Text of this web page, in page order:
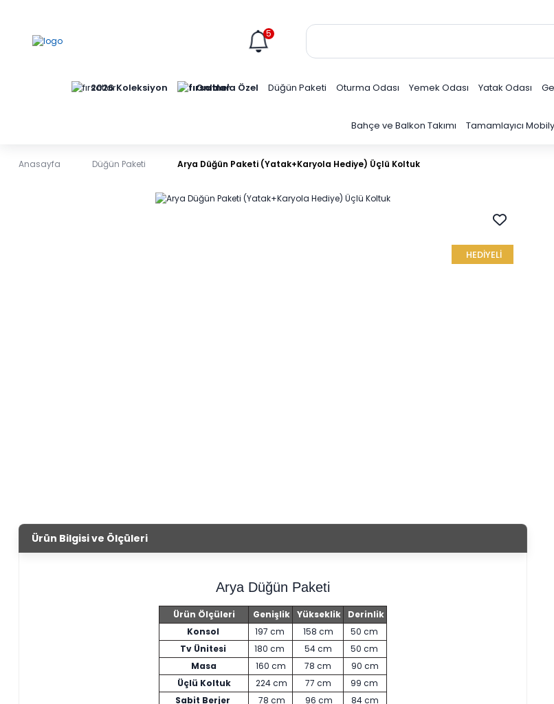
5
2026 Koleksiyon Online'a Özel Düğün Paketi Oturma Odası Yemek Odası Yatak Odası
Bahçe ve Balkon Takımı Tamamlayıcı
Anasayfa Düğün Paketi Arya Düğün Paketi (Yatak+Karyola Hediye) Üçlü Koltuk
HEDİYELİ
Ürün Bilgisi ve Ölçüleri
Arya Düğün Paketi
Ürün Ölçüleri Genişlik Yükseklik
Derinlik
Konsol
197 cm 158 cm
50 cm
Tv Ünitesi
180 cm 54 cm
50 cm
Masa
160 cm 78 cm
90 cm
Üçlü Koltuk
224 cm 77 cm
99 cm
Sabit Berjer
78 cm 96 cm
84 cm